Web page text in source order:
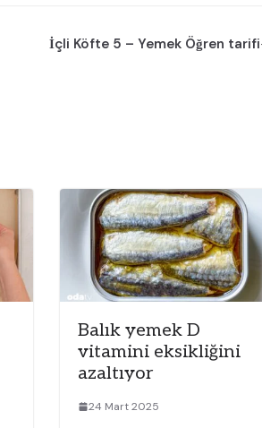
İçli Köfte 5 – Yemek Öğren tarifi
Balık yemek D
vitamini eksikliğini
azaltıyor
24 Mart 2025